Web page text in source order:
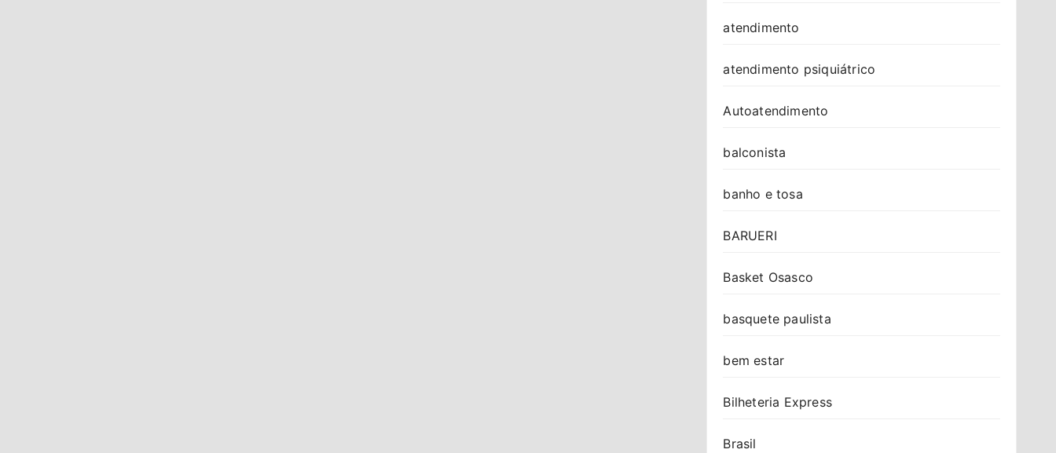
atendimento
atendimento psiquiátrico
Autoatendimento
balconista
banho e tosa
BARUERI
Basket Osasco
basquete paulista
bem estar
Bilheteria Express
Brasil